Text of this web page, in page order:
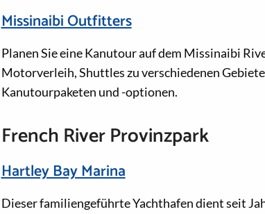
Missinaibi Outfitters
Planen Sie eine Kanutour auf dem Missinaibi
Motorverleih, Shuttles zu verschiedenen
Kanutourpaketen und -optionen.
French River Provinzpark
Hartley Bay Marina
Dieser familiengeführte Yachthafen dient seit